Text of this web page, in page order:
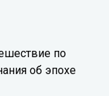
по
об эпохе